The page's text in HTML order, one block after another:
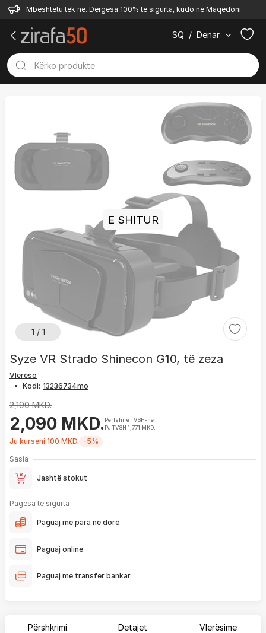
Mbështetu tek ne. Dërgesa 100% të sigurta, kudo në Maqedoni.
SQ / Denar
1 / 1
E SHITUR
Syze VR Strado Shinecon G10, të zeza
Vlerëso
• Kodi:
2,190 MKD.
2,090 MKD.Përfshirë TVSH-në
Pa TVSH 1,771 MKD.
Ju kurseni 100 MKD. -5%
Sasia
Jashtë stokut
Pagesa të sigurta
Paguaj me para në dorë
Paguaj online
Paguaj me transfer bankar
Përshkrimi Detajet Vlerësime